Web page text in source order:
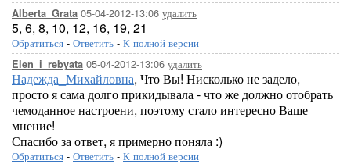
Alberta_Grata 05-04-2012-13:06 удалить
5, 6, 8, 10, 12, 16, 19, 21
Обратиться - Ответить - К полной версии
Elen_i_rebyata 05-04-2012-13:06 удалить
Надежда_Михайловна, Что Вы! Нисколько не задело,
просто я сама долго прикидывала - что же должно отобрать
чемоданное настроени, поэтому стало интересно Ваше
мнение!
Спасибо за ответ, я примерно поняла :)
Обратиться - Ответить - К полной версии